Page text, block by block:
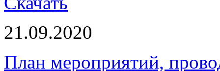
21.09.2020
План мероприятий,